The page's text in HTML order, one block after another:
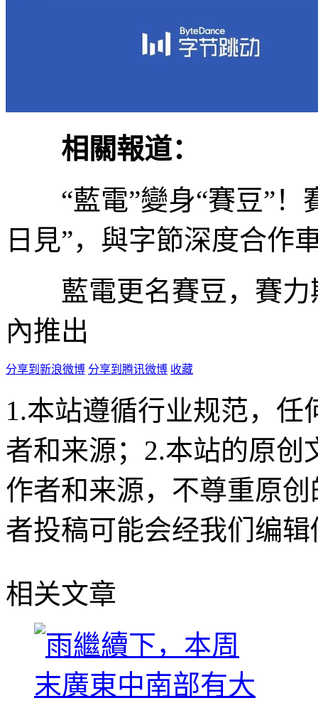
相關報道：
“藍電”變身“賽豆”！
日見”，與字節深度合作
藍電更名賽豆，賽力
內推出
分享到新浪微博 分享到腾讯微博 收藏
1.本站遵循行业规范，
者和来源；2.本站的原
作者和来源，不尊重原
者投稿可能会经我们编
相关文章